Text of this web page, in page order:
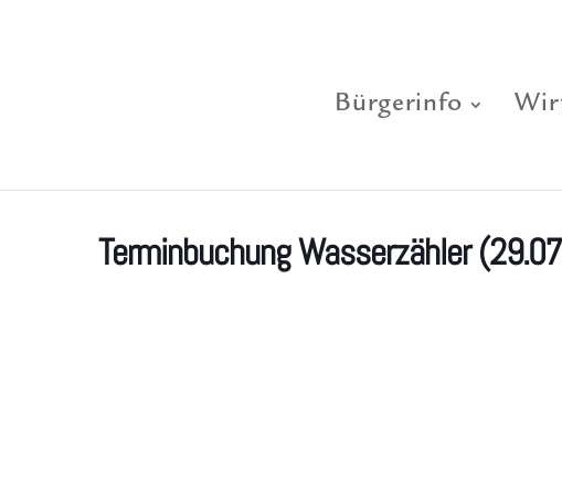
Bürgerinfo
Terminbuchung Wasserzähler